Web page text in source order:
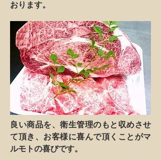
おります。
良い商品を、衛生管理のもと収めさせ
て頂き、お客様に喜んで頂くことがマ
ルモトの喜びです。